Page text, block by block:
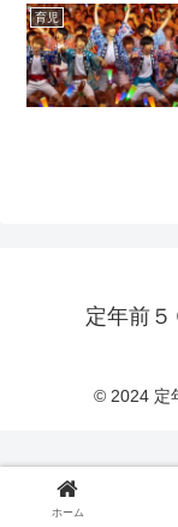
育児
定年前５
© 2024 定
ホーム